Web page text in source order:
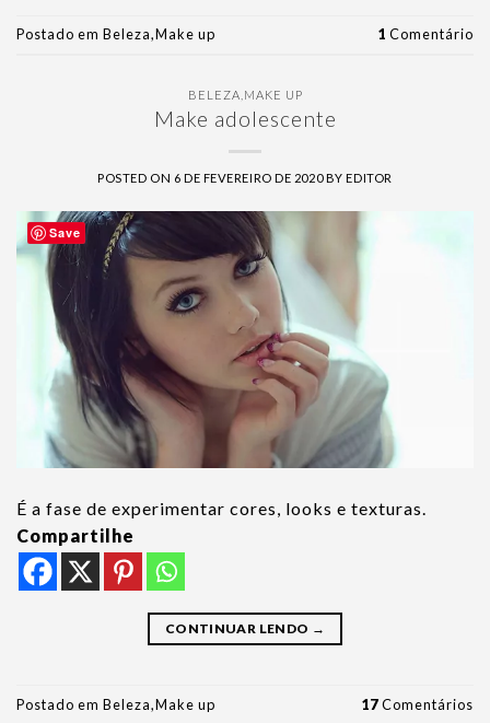
Postado em Beleza,Make up 1 Comentário
BELEZA MAKE UP
Make adolescente
POSTED ON 6 DE FEVEREIRO DE 2020 BYEDITOR
É a fase de experimentar cores, looks e texturas.
Compartilhe
CONTINUAR LENDO →
Postado em Beleza,Make up 17Comentários
Save